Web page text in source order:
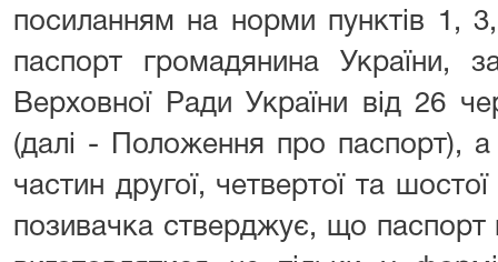
посиланням на норми пунктів 1,
паспорт громадянина України,
Верховної Ради України від 26
(далі - Положення про паспорт),
частин другої, четвертої та шостої
позивачка стверджує, що